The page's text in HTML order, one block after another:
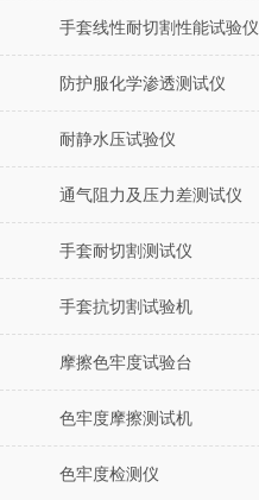
手套线性耐切割性能试验仪
防护服化学渗透测试仪
耐静水压试验仪
通气阻力及压力差测试仪
手套耐切割测试仪
手套抗切割试验机
摩擦色牢度试验台
色牢度摩擦测试机
色牢度检测仪